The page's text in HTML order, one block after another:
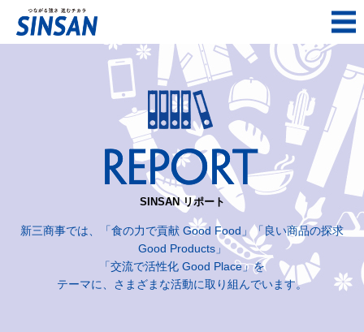
SINSAN リポート
新三商事では、「食の力で貢献 Good Food」「良い商品の探求
Good Products」
「交流で活性化 Good Place」を
テーマに、さまざまな活動に取り組んでいます。